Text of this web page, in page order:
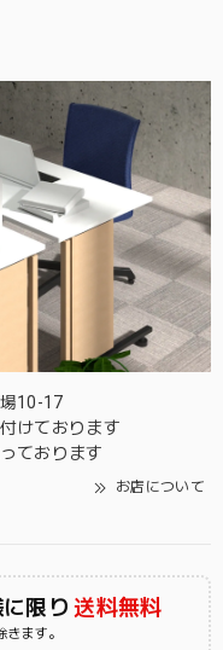
10-17
けております
ております
お店について
限り 送料無料
ます。